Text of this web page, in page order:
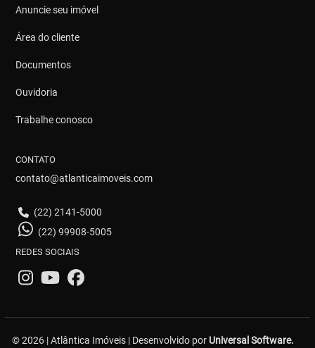
Anuncie seu imóvel
Área do cliente
Documentos
Ouvidoria
Trabalhe conosco
CONTATO
contato@atlanticaimoveis.com
(22) 2141-5000
(22) 99908-5005
REDES SOCIAIS
© 2026 | Atlântica Imóveis | Desenvolvido por Universal Software.